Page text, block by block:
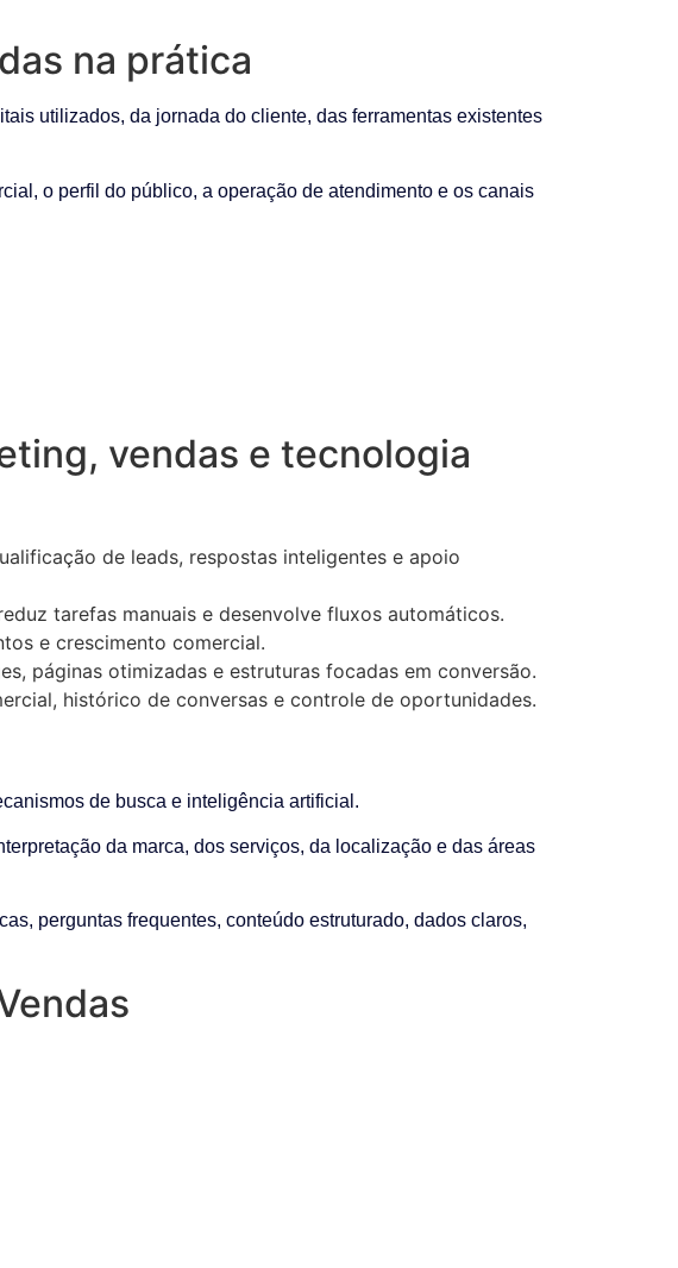
na prática
utilizados, da jornada do cliente, das ferramentas existentes
o perfil do público, a operação de atendimento e os canais
vendas e tecnologia
de leads, respostas inteligentes e apoio
tarefas manuais e desenvolve fluxos automáticos.
e crescimento comercial.
páginas otimizadas e estruturas focadas em conversão.
histórico de conversas e controle de oportunidades.
de busca e inteligência artificial.
da marca, dos serviços, da localização e das áreas
perguntas frequentes, conteúdo estruturado, dados claros,